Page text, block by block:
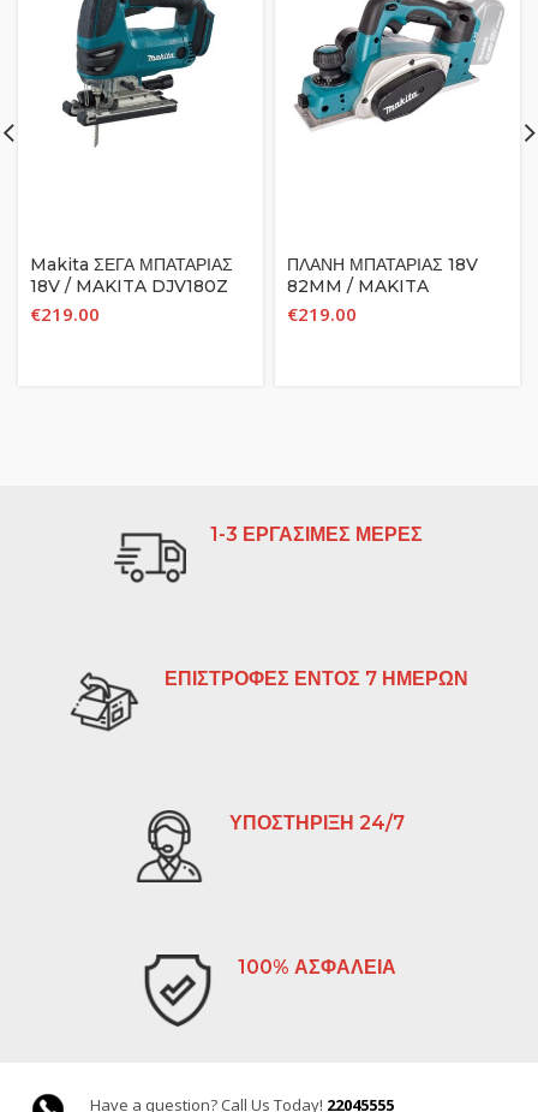
Makita ΣΕΓΑ ΜΠΑΤΑΡΙΑΣ
18V / MAKITA DJV180Z
(ΣΩΜΑ ΜΟΝΟ)
€219.00
ΠΛΑΝΗ ΜΠΑΤΑΡΙΑΣ 18V
82MM / MAKITA
DKP180Z (ΣΩΜΑ ΜΟΝΟ)
€219.00
1-3 ΕΡΓΑΣΙΜΕΣ ΜΕΡΕΣ
ΕΠΙΣΤΡΟΦΕΣ ΕΝΤΟΣ 7 ΗΜΕΡΩΝ
ΥΠΟΣΤΗΡΙΞΗ 24/7
100% ΑΣΦΑΛΕΙΑ
Have a question? Call Us Today! 22045555